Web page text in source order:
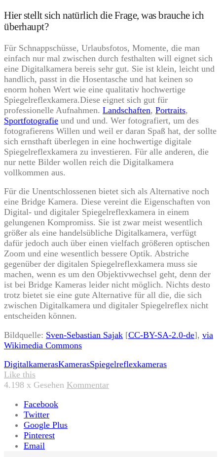
Hier stellt sich natürlich die Frage, was brauche ich
überhaupt?
Für Schnappschüsse, Urlaubsfotos, Momente, die man
einfach nur mal zwischen durch festhalten will eignet sich
eine Digitalkamera bereis sehr gut. Sie ist klein, leicht und
handlich, passt in die Hosentasche und hat keinen so
enorm hohen Wert wie eine qualitativ hochwertige
Spiegelreflexkamera.Diese eignet sich gut für
professionelle Aufnahmen. Landschaften, Portraits,
Sportfotografie und und und. Wer fotografiert, um des
fotografierens Willen und weil er daran Spaß hat, der sollte
sich ernsthaft überlegen in eine hochwertige digitale
Spiegelreflexkamera zu investieren. Für alle anderen, die
nur nette Bilder wollen reich die Digitalkamera
vollkommen aus.
Für die Unentschlossenen bietet sich als Alternative noch
eine Bridge Kamera. Diese vereint die Eigenschaften von
Digital- und digitaler Spiegelreflexkamera in einem
gelungenen Kompromiss. Sie ist zwar meist wesentlich
größer als eine handelsübliche Digitalkamera, verfügt
dafür jedoch auch über einen vielfach größeren optischen
Zoom und eine wesentlich bessere Optik. Abstriche
gegenüber der digitalen Spiegelreflexkamera muss sie
machen, wenn es um den Objektivwechsel geht, denn der
ist bei Bridge Kameras leider nicht möglich. Nichts desto
trotz bietet sie eine gute Alternative für all die, die sich
zwischen Digitalkamera und digitaler Spiegelreflex nicht
entscheiden können.
Bildquelle: Sven-Sebastian Sajak [CC-BY-SA-2.0-de], via
Wikimedia Commons
Tags:
DigitalkamerasKamerasSpiegelreflexkameras
Like this
4.198 x Gesehen Kommentar
Facebook
Twitter
Google Plus
Pinterest
Email